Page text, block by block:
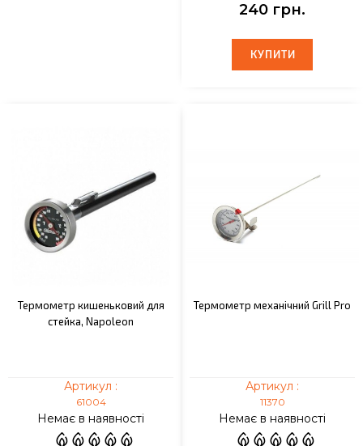
240 грн.
КУПИТИ
КУПИТИ
Термометр кишеньковий для
стейка, Napoleon
Артикул :
61004
Немає в наявності
Термометр механічний Grill Pro
Артикул :
11370
Немає в наявності